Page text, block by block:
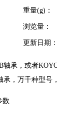
重量(g)：
浏览量：
更新日期：
轴承，或者
承，万千种型号
数